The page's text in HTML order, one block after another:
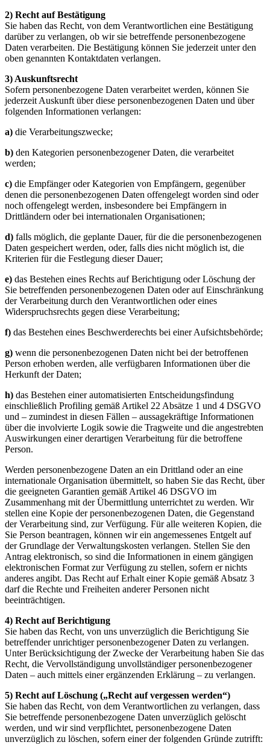
2) Recht auf Bestätigung
Sie haben das Recht, von dem Verantwortlichen eine Bestätigung
darüber zu verlangen, ob wir sie betreffende personenbezogene
Daten verarbeiten. Die Bestätigung können Sie jederzeit unter den
oben genannten Kontaktdaten verlangen.
3) Auskunftsrecht
Sofern personenbezogene Daten verarbeitet werden, können Sie
jederzeit Auskunft über diese personenbezogenen Daten und über
folgenden Informationen verlangen:
a) die Verarbeitungszwecke;
b) den Kategorien personenbezogener Daten, die verarbeitet
werden;
c) die Empfänger oder Kategorien von Empfängern, gegenüber
denen die personenbezogenen Daten offengelegt worden sind oder
noch offengelegt werden, insbesondere bei Empfängern in
Drittländern oder bei internationalen Organisationen;
d) falls möglich, die geplante Dauer, für die die personenbezogenen
Daten gespeichert werden, oder, falls dies nicht möglich ist, die
Kriterien für die Festlegung dieser Dauer;
e) das Bestehen eines Rechts auf Berichtigung oder Löschung der
Sie betreffenden personenbezogenen Daten oder auf Einschränkung
der Verarbeitung durch den Verantwortlichen oder eines
Widerspruchsrechts gegen diese Verarbeitung;
f) das Bestehen eines Beschwerderechts bei einer Aufsichtsbehörde;
g) wenn die personenbezogenen Daten nicht bei der betroffenen
Person erhoben werden, alle verfügbaren Informationen über die
Herkunft der Daten;
h) das Bestehen einer automatisierten Entscheidungsfindung
einschließlich Profiling gemäß Artikel 22 Absätze 1 und 4 DSGVO
und – zumindest in diesen Fällen – aussagekräftige Informationen
über die involvierte Logik sowie die Tragweite und die angestrebten
Auswirkungen einer derartigen Verarbeitung für die betroffene
Person.
Werden personenbezogene Daten an ein Drittland oder an eine
internationale Organisation übermittelt, so haben Sie das Recht, über
die geeigneten Garantien gemäß Artikel 46 DSGVO im
Zusammenhang mit der Übermittlung unterrichtet zu werden. Wir
stellen eine Kopie der personenbezogenen Daten, die Gegenstand
der Verarbeitung sind, zur Verfügung. Für alle weiteren Kopien, die
Sie Person beantragen, können wir ein angemessenes Entgelt auf
der Grundlage der Verwaltungskosten verlangen. Stellen Sie den
Antrag elektronisch, so sind die Informationen in einem gängigen
elektronischen Format zur Verfügung zu stellen, sofern er nichts
anderes angibt. Das Recht auf Erhalt einer Kopie gemäß Absatz 3
darf die Rechte und Freiheiten anderer Personen nicht
beeinträchtigen.
4) Recht auf Berichtigung
Sie haben das Recht, von uns unverzüglich die Berichtigung Sie
betreffender unrichtiger personenbezogener Daten zu verlangen.
Unter Berücksichtigung der Zwecke der Verarbeitung haben Sie das
Recht, die Vervollständigung unvollständiger personenbezogener
Daten – auch mittels einer ergänzenden Erklärung – zu verlangen.
5) Recht auf Löschung („Recht auf vergessen werden“)
Sie haben das Recht, von dem Verantwortlichen zu verlangen, dass
Sie betreffende personenbezogene Daten unverzüglich gelöscht
werden, und wir sind verpflichtet, personenbezogene Daten
unverzüglich zu löschen, sofern einer der folgenden Gründe zutrifft: